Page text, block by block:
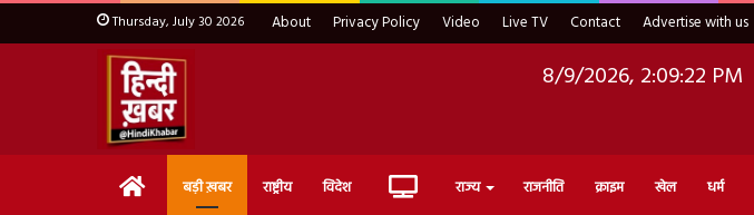
Thursday, July 30 2026 About Privacy Policy Video Live TV Contact Advertise with us
8/9/2026, 2:09:23 PM
Home बड़ी ख़बर राष्ट्रीय विदेश Live राज्य राजनीति क्राइम खेल धर्म